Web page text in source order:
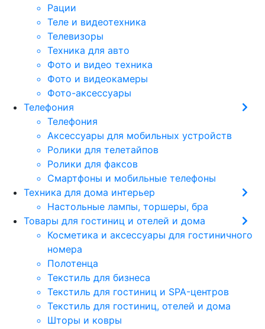
Рации
Теле и видеотехника
Телевизоры
Техника для авто
Фото и видео техника
Фото и видеокамеры
Фото-аксессуары
Телефония
Телефония
Аксессуары для мобильных устройств
Ролики для телетайпов
Ролики для факсов
Смартфоны и мобильные телефоны
Техника для дома интерьер
Настольные лампы, торшеры, бра
Товары для гостиниц и отелей и дома
Косметика и аксессуары для гостиничного
номера
Полотенца
Текстиль для бизнеса
Текстиль для гостиниц и SPA-центров
Текстиль для гостиниц, отелей и дома
Шторы и ковры